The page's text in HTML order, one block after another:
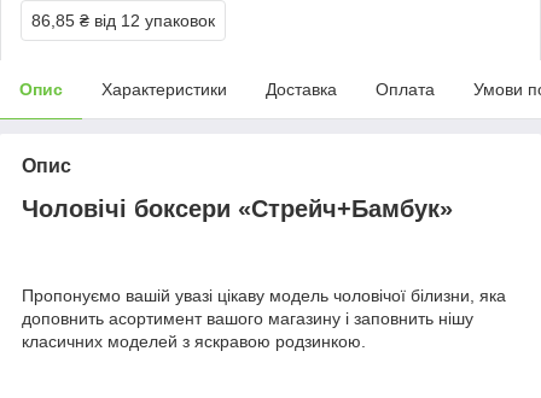
86,85 ₴ від 12 упаковок
Опис Характеристики Доставка Оплата Умови
Опис
Чоловічі боксери «Стрейч+Бамбук»
Пропонуємо вашій увазі цікаву модель чоловічої білизни, яка
доповнить асортимент вашого магазину і заповнить нішу
класичних моделей з яскравою родзинкою.